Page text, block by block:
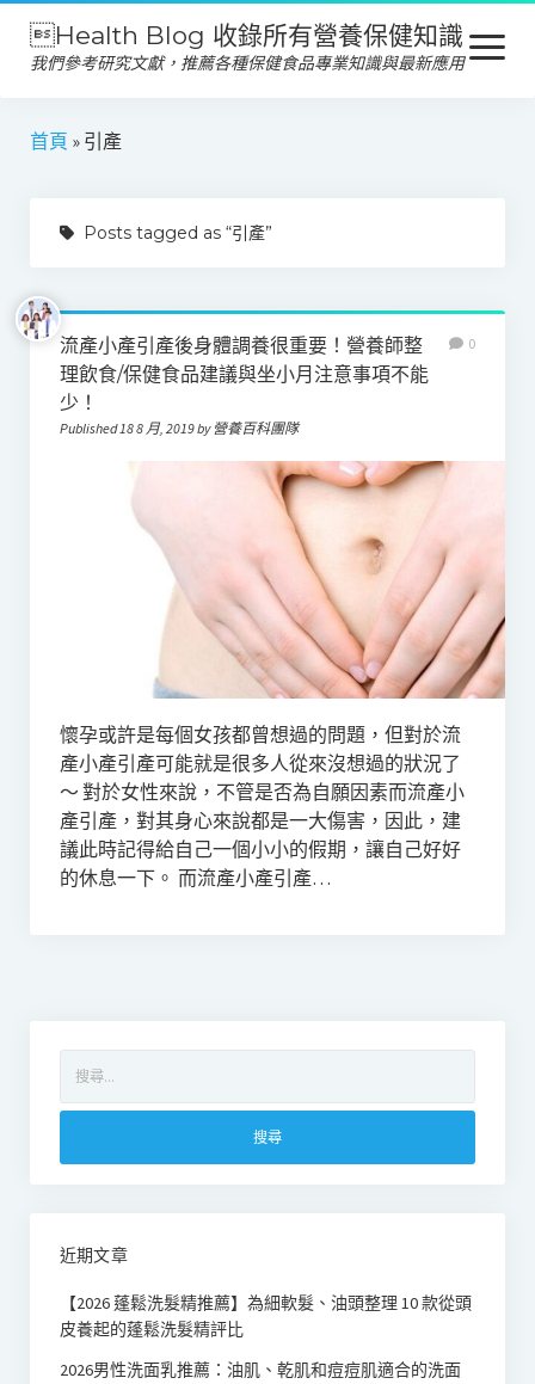
Health Blog 收錄所有營養保健知識
我們參考研究文獻，推薦各種保健食品專業知識與最新應用
open
menu
營養保健
產品推薦
心靈健康
首頁 » 引產
Posts tagged as “引產”
流產小產引產後身體調養很重要！營養師整
理飲食/保健食品建議與坐小月注意事項不能
少！
Published 18 8 月, 2019 by 營養百科團隊
0
懷孕或許是每個女孩都曾想過的問題，但對於流
產小產引產可能就是很多人從來沒想過的狀況了
～ 對於女性來說，不管是否為自願因素而流產小
產引產，對其身心來說都是一大傷害，因此，建
議此時記得給自己一個小小的假期，讓自己好好
的休息一下。 而流產小產引產…
關
字:
近期文章
【2026 蓬鬆洗髮精推薦】為細軟髮、油頭整理 10 款從頭
皮養起的蓬鬆洗髮精評比
2026男性洗面乳推薦：油肌、乾肌和痘痘肌適合的洗面